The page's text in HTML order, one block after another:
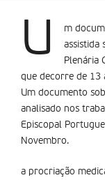
U
m
assistida
Plenária
que decorre de 13
Um documento
analisado nos
Episcopal
Novembro.
a procriação